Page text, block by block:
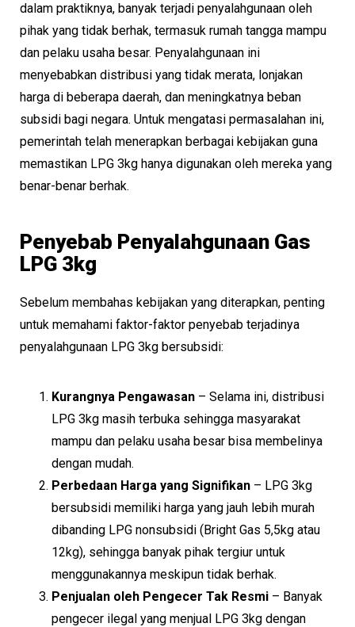
dalam praktiknya, banyak terjadi penyalahgunaan oleh
pihak yang tidak berhak, termasuk rumah tangga mampu
dan pelaku usaha besar. Penyalahgunaan ini
menyebabkan distribusi yang tidak merata, lonjakan
harga di beberapa daerah, dan meningkatnya beban
subsidi bagi negara. Untuk mengatasi permasalahan ini,
pemerintah telah menerapkan berbagai kebijakan guna
memastikan LPG 3kg hanya digunakan oleh mereka yang
benar-benar berhak.
Penyebab Penyalahgunaan Gas
LPG 3kg
Sebelum membahas kebijakan yang diterapkan, penting
untuk memahami faktor-faktor penyebab terjadinya
penyalahgunaan LPG 3kg bersubsidi:
Kurangnya Pengawasan – Selama ini, distribusi
LPG 3kg masih terbuka sehingga masyarakat
mampu dan pelaku usaha besar bisa membelinya
dengan mudah.
Perbedaan Harga yang Signifikan – LPG 3kg
bersubsidi memiliki harga yang jauh lebih murah
dibanding LPG nonsubsidi (Bright Gas 5,5kg atau
12kg), sehingga banyak pihak tergiur untuk
menggunakannya meskipun tidak berhak.
Penjualan oleh Pengecer Tak Resmi – Banyak
pengecer ilegal yang menjual LPG 3kg dengan